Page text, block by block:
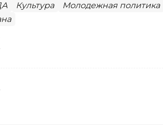
Культура Молодежная политика